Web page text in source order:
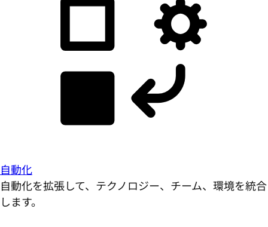
自動化
自動化を拡張して、テクノロジー、チーム、環境を統合
します。